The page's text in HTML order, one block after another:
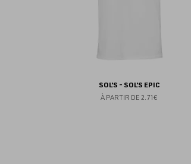
SOL'S - SOL'S EPIC
À PARTIR DE 2.71€